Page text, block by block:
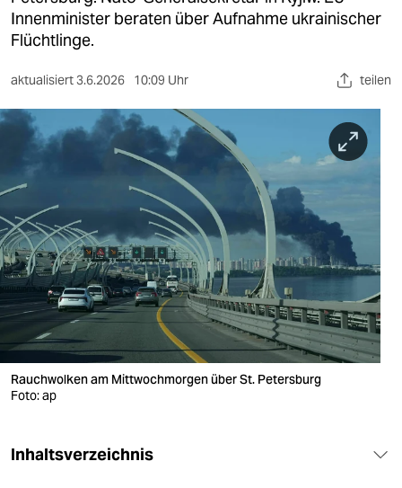
kultur
sport
berlin
nord
wahrheit
verlag
verlag
veranstaltungen
shop
fragen & hilfe
unterstützen
genossenschaft
Innenminister beraten über Aufnahme ukrainischer
Flüchtlinge.
aktualisiert3.6.2026 10:09 Uhr teilen
Rauchwolken am Mittwochmorgen über St. Petersburg
Foto: ap
Inhaltsverzeichnis